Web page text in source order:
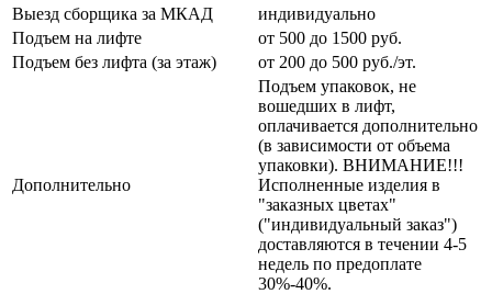
Выезд сборщика за МКАД
индивидуально
Подъем на лифте
от 500 до 1500 руб.
Подъем без лифта (за этаж)
от 200 до 500 руб./эт.
Дополнительно
Подъем упаковок, не
вошедших в лифт,
оплачивается дополнительно
(в зависимости от объема
упаковки). ВНИМАНИЕ!!!
Исполненные изделия в
"заказных цветах"
("индивидуальный заказ")
доставляются в течении 4-5
недель по предоплате
30%-40%.